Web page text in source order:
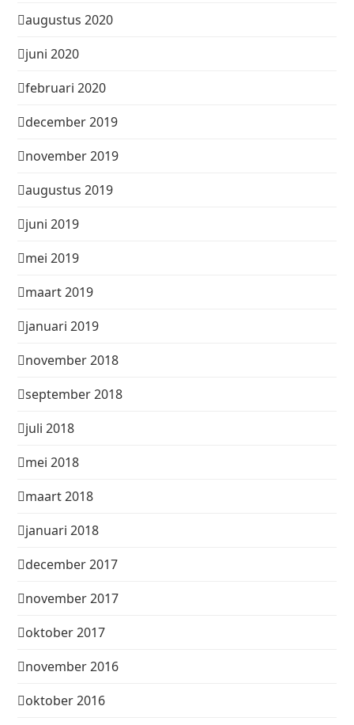
augustus 2020
juni 2020
februari 2020
december 2019
november 2019
augustus 2019
juni 2019
mei 2019
maart 2019
januari 2019
november 2018
september 2018
juli 2018
mei 2018
maart 2018
januari 2018
december 2017
november 2017
oktober 2017
november 2016
oktober 2016